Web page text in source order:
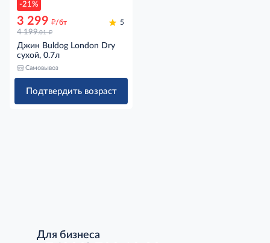
-21%
3 299 д/бт
4 199.01 д
5
Джин Buldog London Dry
сухой, 0.7л
Самовывоз
Подтвердить возраст
Для бизнеса